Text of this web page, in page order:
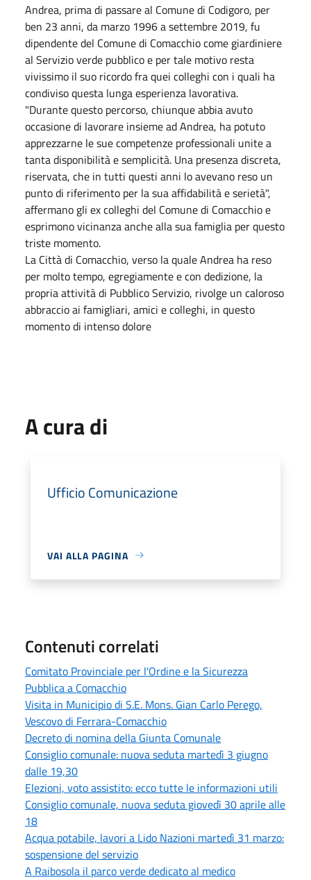
Andrea, prima di passare al Comune di Codigoro, per
ben 23 anni, da marzo 1996 a settembre 2019, fu
dipendente del Comune di Comacchio come giardiniere
al Servizio verde pubblico e per tale motivo resta
vivissimo il suo ricordo fra quei colleghi con i quali ha
condiviso questa lunga esperienza lavorativa.
"Durante questo percorso, chiunque abbia avuto
occasione di lavorare insieme ad Andrea, ha potuto
apprezzarne le sue competenze professionali unite a
tanta disponibilità e semplicità. Una presenza discreta,
riservata, che in tutti questi anni lo avevano reso un
punto di riferimento per la sua affidabilità e serietà",
affermano gli ex colleghi del Comune di Comacchio e
esprimono vicinanza anche alla sua famiglia per questo
triste momento.
La Città di Comacchio, verso la quale Andrea ha reso
per molto tempo, egregiamente e con dedizione, la
propria attività di Pubblico Servizio, rivolge un caloroso
abbraccio ai famigliari, amici e colleghi, in questo
momento di intenso dolore
A cura di
Ufficio Comunicazione
VAI ALLA PAGINA
Contenuti correlati
Comitato Provinciale per l'Ordine e la Sicurezza
Pubblica a Comacchio
Visita in Municipio di S.E. Mons. Gian Carlo Perego,
Vescovo di Ferrara-Comacchio
Decreto di nomina della Giunta Comunale
Consiglio comunale: nuova seduta martedì 3 giugno
dalle 19,30
Elezioni, voto assistito: ecco tutte le informazioni utili
Consiglio comunale, nuova seduta giovedì 30 aprile alle
18
Acqua potabile, lavori a Lido Nazioni martedì 31 marzo:
sospensione del servizio
A Raibosola il parco verde dedicato al medico